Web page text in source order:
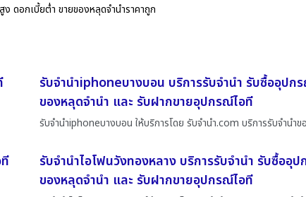
ดอกเบี้ยต่ำ ขายของหลุดจำนำราคาถูก
รับจำนำiphoneบางบอน บริการรับจำนำ รับซื้ออุปก
ของหลุดจำนำ และ รับฝากขายอุปกรณ์ไอที
รับจำนำiphoneบางบอน ให้บริการโดย รับจํานํา.com บริการรับจำนำ
รับจำนำไอโฟนวังทองหลาง บริการรับจำนำ รับซื้ออุ
ของหลุดจำนำ และ รับฝากขายอุปกรณ์ไอที